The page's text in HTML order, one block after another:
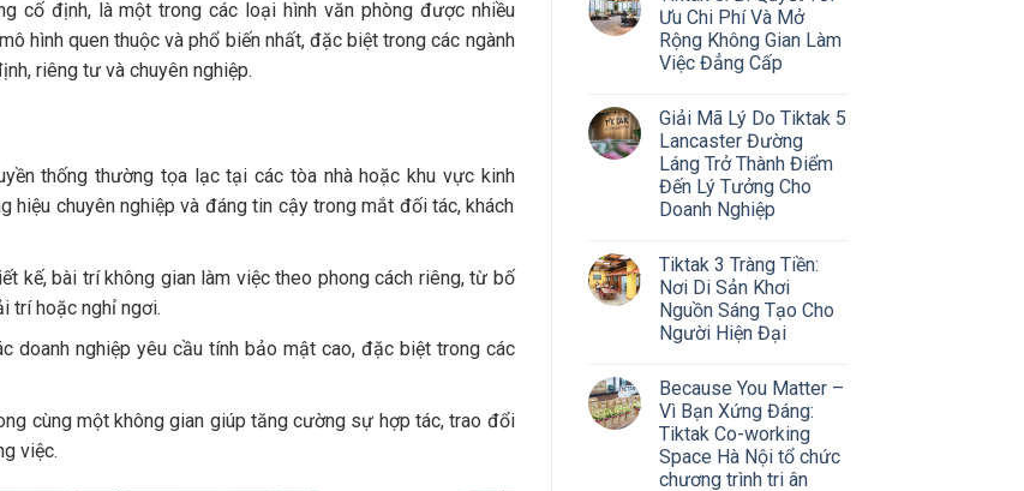
cố định, là một trong các loại hình văn phòng được nhiều
hình quen thuộc và phổ biến nhất, đặc biệt trong các ngành
riêng tư và chuyên nghiệp.
thống thường tọa lạc tại các tòa nhà hoặc khu vực kinh
hiệu chuyên nghiệp và đáng tin cậy trong mắt đối tác, khách
kế, bài trí không gian làm việc theo phong cách riêng, từ bố
trí hoặc nghỉ ngơi.
doanh nghiệp yêu cầu tính bảo mật cao, đặc biệt trong các
cùng một không gian giúp tăng cường sự hợp tác, trao đổi
việc.
Ưu Chi Phí Và Mở
Rộng Không Gian Làm
Việc Đẳng Cấp
Giải Mã Lý Do Tiktak 5
Lancaster Đường
Láng Trở Thành Điểm
Đến Lý Tưởng Cho
Doanh Nghiệp
Tiktak 3 Tràng Tiền:
Nơi Di Sản Khơi
Nguồn Sáng Tạo Cho
Người Hiện Đại
Because You Matter –
Vì Bạn Xứng Đáng:
Tiktak Co-working
Space Hà Nội tổ chức
chương trình tri ân